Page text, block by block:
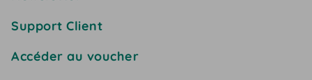
Support Client
Accéder au voucher